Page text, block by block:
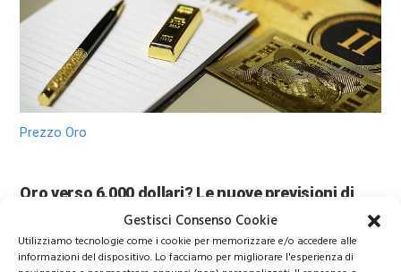
Gestisci Consenso Cookie
Utilizziamo tecnologie come i cookie per memorizzare e/o accedere alle
informazioni del dispositivo. Lo facciamo per migliorare l'esperienza di
Prezzo Oro
Oro verso 6.000 dollari? Le nuove previsioni di
Wall Street sorprendono gli investitori